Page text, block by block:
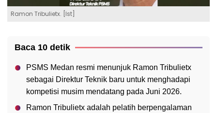
Ramon Tribulietx. [Ist]
Baca 10 detik
PSMS Medan resmi menunjuk Ramon Tribulietx
sebagai Direktur Teknik baru untuk menghadapi
kompetisi musim mendatang pada Juni 2026.
Ramon Tribulietx adalah pelatih berpengalaman